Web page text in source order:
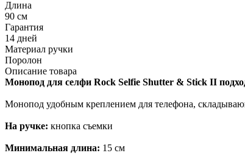
Длина
90 см
Гарантия
14 дней
Материал ручки
Поролон
Описание товара
Монопод для селфи Rock Selfie Shutter & Stick II
Монопод удобным креплением для телефона,
На ручке: кнопка съемки
Минимальная длина: 15 см